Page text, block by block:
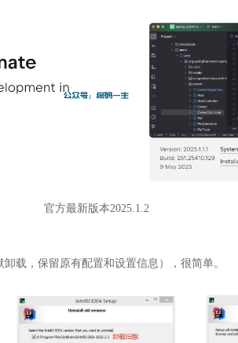
官方最新版本2025.1.2
载，保留原有配置和设置信息），很简单。